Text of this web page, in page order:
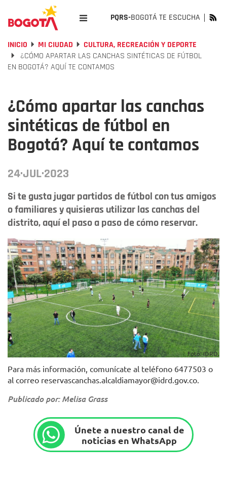
PQRS-BOGOTÁ TE ESCUCHA
INICIO MI CIUDAD
CULTURA, RECREACIÓN Y DEPORTE
¿CÓMO APARTAR LAS CANCHAS SINTÉTICAS DE FÚTBOL
EN BOGOTÁ? AQUÍ TE CONTAMOS
¿Cómo apartar las canchas
sintéticas de fútbol en
Bogotá? Aquí te contamos
24·JUL·2023
Si te gusta jugar partidos de fútbol con tus amigos
o familiares y quisieras utilizar las canchas del
distrito, aquí el paso a paso de cómo reservar.
Foto: IDRD.
Para más información, comunícate al teléfono 6477503 o
al correo reservascanchas.alcaldiamayor@idrd.gov.co.
Publicado por: Melisa Grass
Únete a nuestro canal de
noticias en WhatsApp